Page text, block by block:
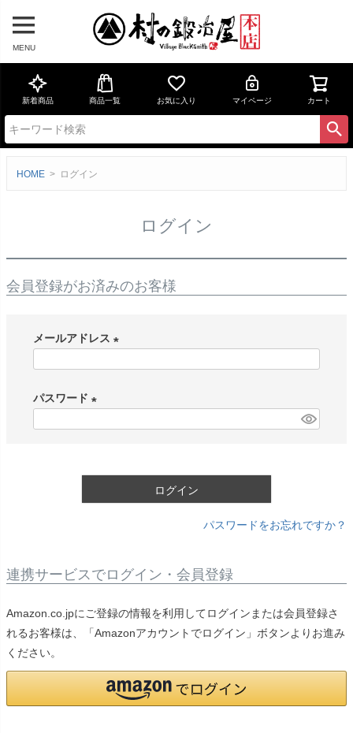
MENU
新着商品 商品一覧 お気に入り マイページ カート
HOME ログイン
ログイン
会員登録がお済みのお客様
メールアドレス
パスワード
ログイン
パスワードをお忘れですか？
連携サービスでログイン・会員登録
Amazon.co.jpにご登録の情報を利用してログインまたは会員登録さ
れるお客様は、「Amazonアカウントでログイン」ボタンよりお進み
ください。